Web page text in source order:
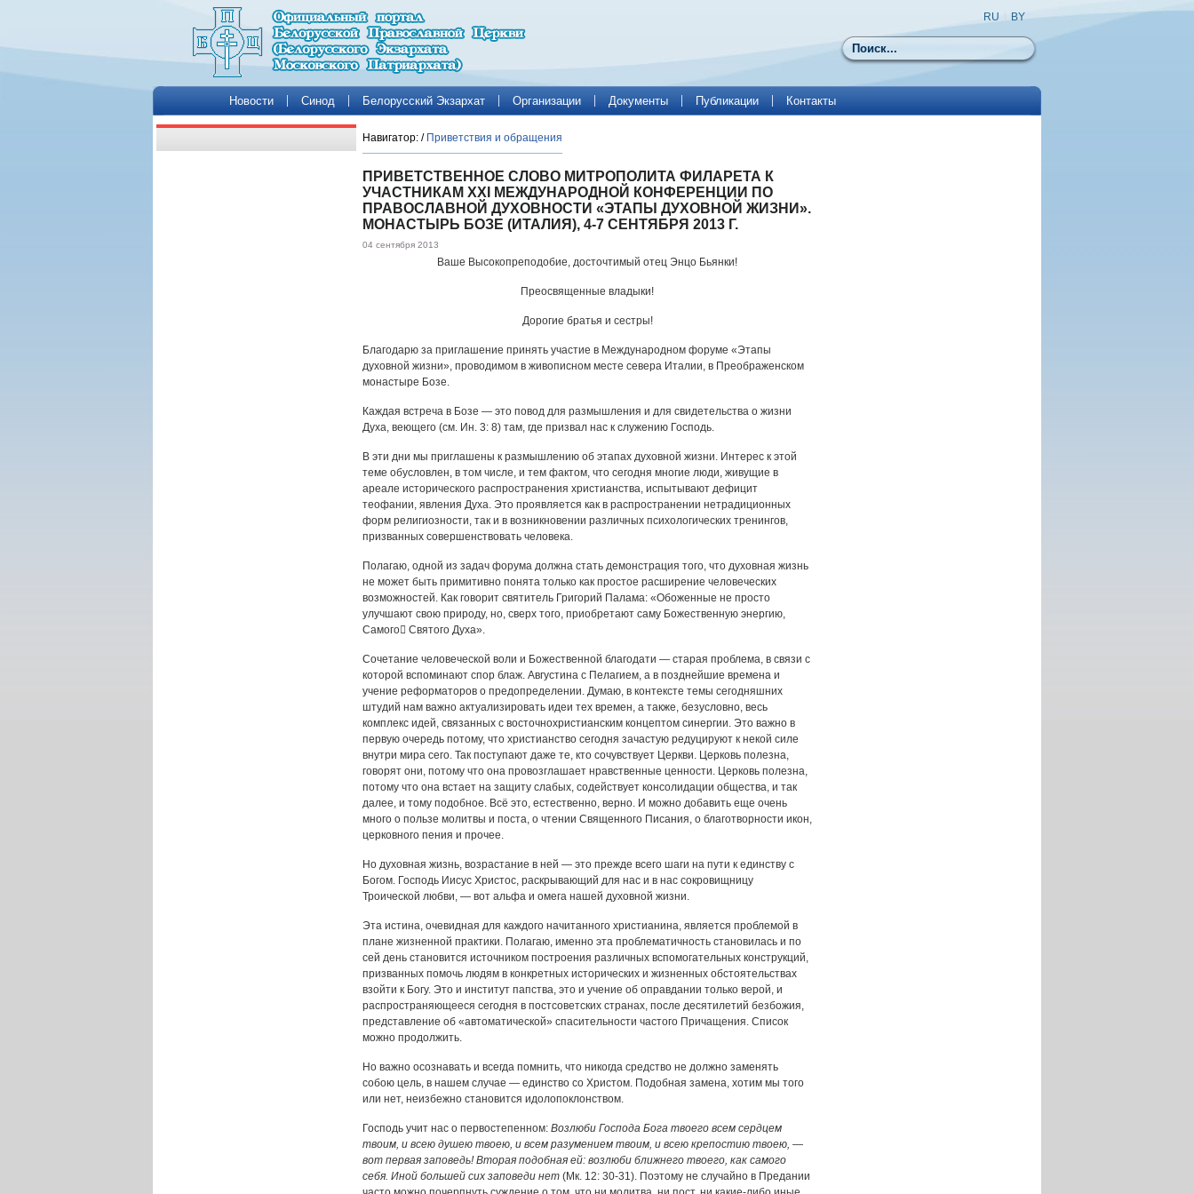
Поиск
RU BY
Новости Синод Белорусский Экзархат Организации Документы Публикации Контакты
Навигатор: / Приветствия и обращения
ПРИВЕТСТВЕННОЕ СЛОВО МИТРОПОЛИТА ФИЛАРЕТА К
УЧАСТНИКАМ XXI МЕЖДУНАРОДНОЙ КОНФЕРЕНЦИИ ПО
ПРАВОСЛАВНОЙ ДУХОВНОСТИ «ЭТАПЫ ДУХОВНОЙ ЖИЗНИ».
МОНАСТЫРЬ БОЗЕ (ИТАЛИЯ), 4-7 СЕНТЯБРЯ 2013 Г.
04 сентября 2013
Ваше Высокопреподобие, досточтимый отец Энцо Бьянки!
Преосвященные владыки!
Дорогие братья и сестры!
Благодарю за приглашение принять участие в Международном форуме «Этапы
духовной жизни», проводимом в живописном месте севера Италии, в Преображенском
монастыре Бозе.
Каждая встреча в Бозе ― это повод для размышления и для свидетельства о жизни
Духа, веющего (см. Ин. 3: 8) там, где призвал нас к служению Господь.
В эти дни мы приглашены к размышлению об этапах духовной жизни. Интерес к этой
теме обусловлен, в том числе, и тем фактом, что сегодня многие люди, живущие в
ареале исторического распространения христианства, испытывают дефицит
теофании, явления Духа. Это проявляется как в распространении нетрадиционных
форм религиозности, так и в возникновении различных психологических тренингов,
призванных совершенствовать человека.
Полагаю, одной из задач форума должна стать демонстрация того, что духовная жизнь
не может быть примитивно понята только как простое расширение человеческих
возможностей. Как говорит святитель Григорий Палама: «Обоженные не просто
улучшают свою природу, но, сверх того, приобретают саму Божественную энергию,
Самого Святого Духа».
Сочетание человеческой воли и Божественной благодати ― старая проблема, в связи с
которой вспоминают спор блаж. Августина с Пелагием, а в позднейшие времена и
учение реформаторов о предопределении. Думаю, в контексте темы сегодняшних
штудий нам важно актуализировать идеи тех времен, а также, безусловно, весь
комплекс идей, связанных с восточнохристианским концептом синергии. Это важно в
первую очередь потому, что христианство сегодня зачастую редуцируют к некой силе
внутри мира сего. Так поступают даже те, кто сочувствует Церкви. Церковь полезна,
говорят они, потому что она провозглашает нравственные ценности. Церковь полезна,
потому что она встает на защиту слабых, содействует консолидации общества, и так
далее, и тому подобное. Всё это, естественно, верно. И можно добавить еще очень
много о пользе молитвы и поста, о чтении Священного Писания, о благотворности икон,
церковного пения и прочее.
Но духовная жизнь, возрастание в ней ― это прежде всего шаги на пути к единству с
Богом. Господь Иисус Христос, раскрывающий для нас и в нас сокровищницу
Троической любви, ― вот альфа и омега нашей духовной жизни.
Эта истина, очевидная для каждого начитанного христианина, является проблемой в
плане жизненной практики. Полагаю, именно эта проблематичность становилась и по
сей день становится источником построения различных вспомогательных конструкций,
призванных помочь людям в конкретных исторических и жизненных обстоятельствах
взойти к Богу. Это и институт папства, это и учение об оправдании только верой, и
распространяющееся сегодня в постсоветских странах, после десятилетий безбожия,
представление об «автоматической» спасительности частого Причащения. Список
можно продолжить.
Но важно осознавать и всегда помнить, что никогда средство не должно заменять
собою цель, в нашем случае ― единство со Христом. Подобная замена, хотим мы того
или нет, неизбежно становится идолопоклонством.
Господь учит нас о первостепенном: Возлюби Господа Бога твоего всем сердцем
твоим, и всею душею твоею, и всем разумением твоим, и всею крепостию твоею, —
вот первая заповедь! Вторая подобная ей: возлюби ближнего твоего, как самого
себя. Иной большей сих заповеди нет (Мк. 12: 30-31). Поэтому не случайно в Предании